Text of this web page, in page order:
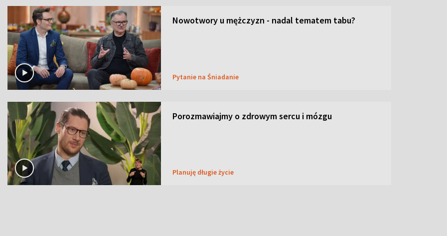
Nowotwory u mężczyzn - nadal tematem tabu?
Pytanie na Śniadanie
Porozmawiajmy o zdrowym sercu i mózgu
Planuję długie życie